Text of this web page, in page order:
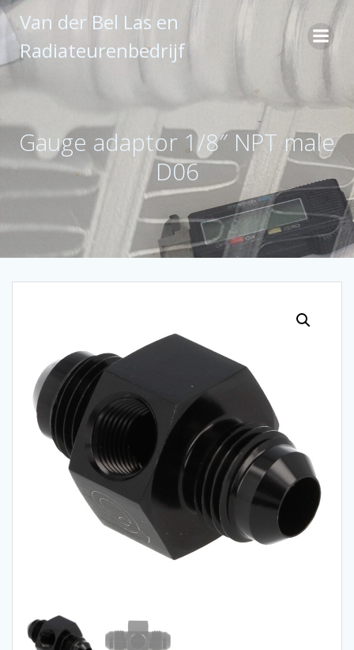
Ga
naar
inhoud
Van der Bel Las en
Radiateurenbedrijf
Gauge adaptor 1/8″ NPT male
D06